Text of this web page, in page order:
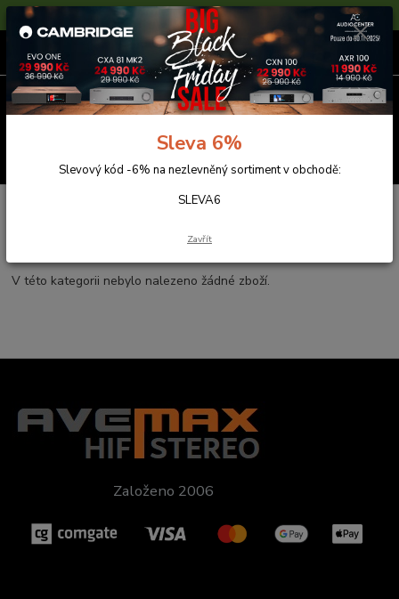
Sleva 6% na nezlevněné zboží s kódem SLEVA6
Menu
0ks
0,00 Kč
Denon
V této kategorii nebylo nalezeno žádné zboží.
Založeno 2006
Sleva 6%
Slevový kód -6% na nezlevněný sortiment v obchodě:
SLEVA6
Zavřít